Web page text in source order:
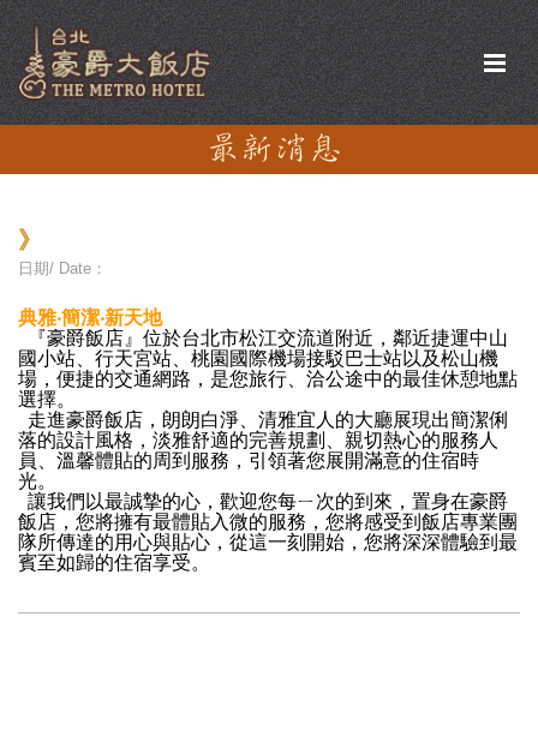
》
日期/ Date：
典雅‧簡潔‧新天地
『豪爵飯店 』位於台北市松江交流道附近，鄰近捷運中山
國小站、行天宮站、桃園國際機場接駁巴士站以及松山機
場，便捷的交通網路，是您旅行、洽公途中的最佳休憩地點
選擇。
走進豪爵飯店 ，朗朗白淨、清雅宜人的大廳展現出簡潔俐
落的設計風格，淡雅舒適的完善規劃、親切熱心的服務人
員、溫馨體貼的周到服務，引領著您展開滿意的住宿時
光。
讓我們以最誠摯的心，歡迎您每ㄧ次的到來，置身在豪爵
飯店 ，您將擁有最體貼入微的服務，您將感受到飯店專業團
隊所傳達的用心與貼心，從這一刻開始，您將深深體驗到最
賓至如歸的住宿享受。